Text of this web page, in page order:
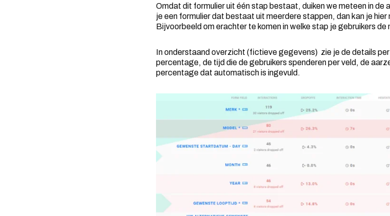
Omdat dit formulier uit één stap bestaat, duiken we meteen in de
je een formulier dat bestaat uit meerdere stappen, dan kan je
Bijvoorbeeld om erachter te komen in welke stap je gebruikers de
In onderstaand overzicht (fictieve gegevens) zie je de details
percentage, de tijd die de gebruikers spenderen per veld, de
percentage dat automatisch is ingevuld.